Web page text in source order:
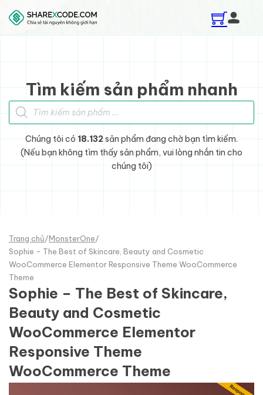
Skip to main content
Skip to footer
Tìm kiếm sản phẩm nhanh
Tìm kiếm sản phẩm
Chúng tôi có 18.132sản phẩm đang chờ bạn tìm kiếm.
(Nếu bạn không tìm thấy sản phẩm, vui lòng nhắn tin cho
chúng tôi)
Trang chủ/MonsterOne/
Sophie - The Best of Skincare, Beauty and Cosmetic
WooCommerce Elementor Responsive Theme WooCommerce
Theme
Sophie – The Best of Skincare,
Beauty and Cosmetic
WooCommerce Elementor
Responsive Theme
WooCommerce Theme